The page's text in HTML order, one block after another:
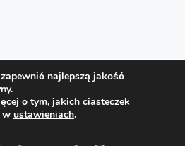
OFERTA
najlepszą jakość
o tym, jakich ciasteczek
w ustawieniach.